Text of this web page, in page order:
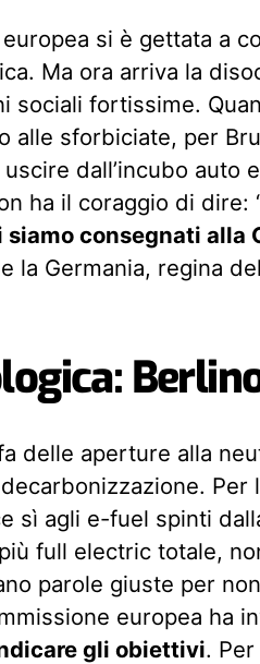
si è gettata a
Ma ora arriva la
sociali fortissime.
alle sforbiciate, per
dall’incubo auto
ha il coraggio di dire:
siamo consegnati alla
la Germania, regina
delle aperture alla
Per
sì agli e-fuel spinti
full electric totale,
parole giuste per
europea ha
gli obiettivi.